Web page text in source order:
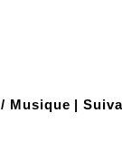
Musique |